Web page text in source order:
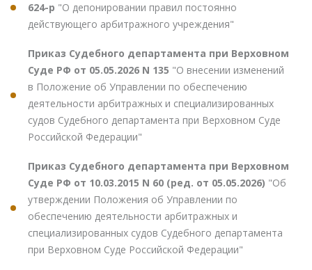
624-р "О депонировании правил постоянно
действующего арбитражного учреждения"
Приказ Судебного департамента при Верховном
Суде РФ от 05.05.2026 N 135 "О внесении изменений
в Положение об Управлении по обеспечению
деятельности арбитражных и специализированных
судов Судебного департамента при Верховном Суде
Российской Федерации"
Приказ Судебного департамента при Верховном
Суде РФ от 10.03.2015 N 60 (ред. от 05.05.2026) "Об
утверждении Положения об Управлении по
обеспечению деятельности арбитражных и
специализированных судов Судебного департамента
при Верховном Суде Российской Федерации"